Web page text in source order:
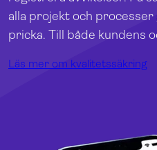
alla projekt och
pricka. Till både kundens
Läs mer om kvalitetssäkring